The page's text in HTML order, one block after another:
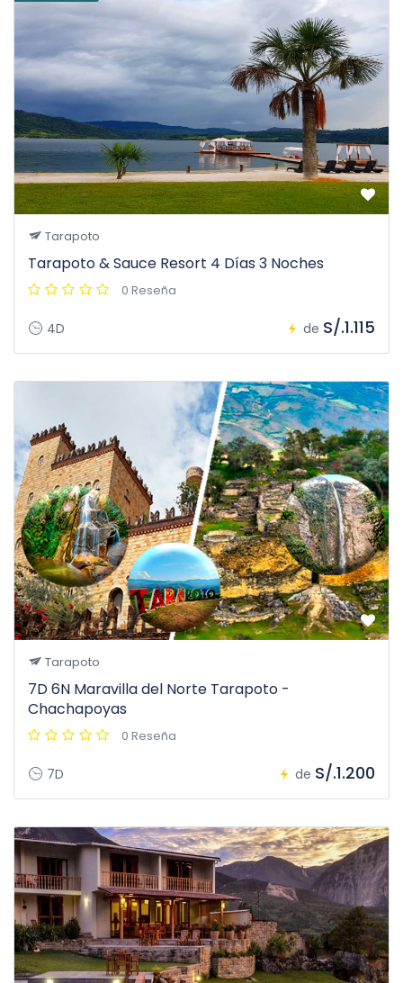
Tarapoto
Tarapoto & Sauce Resort 4 Días 3 Noches
0 Reseña
4D de S/.1.115
Tarapoto
7D 6N Maravilla del Norte Tarapoto -
Chachapoyas
0 Reseña
7D de S/.1.200